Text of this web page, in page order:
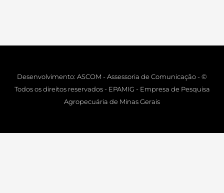
Desenvolvimento: ASCOM - Assessoria de Comunicação - ©
Todos os direitos reservados - EPAMIG - Empresa de Pesquisa
Agropecuária de Minas Gerais